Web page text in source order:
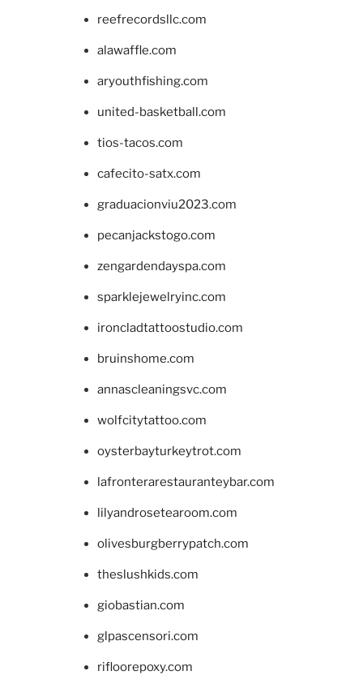
reefrecordsllc.com
alawaffle.com
aryouthfishing.com
united-basketball.com
tios-tacos.com
cafecito-satx.com
graduacionviu2023.com
pecanjackstogo.com
zengardendayspa.com
sparklejewelryinc.com
ironcladtattoostudio.com
bruinshome.com
annascleaningsvc.com
wolfcitytattoo.com
oysterbayturkeytrot.com
lafronterarestauranteybar.com
lilyandrosetearoom.com
olivesburgberrypatch.com
theslushkids.com
giobastian.com
glpascensori.com
rifloorepoxy.com